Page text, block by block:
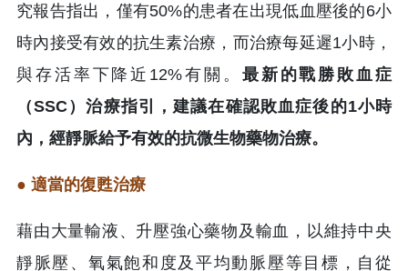
究報告指出，僅有50%的患者在出現低血壓後的6小
時內接受有效的抗生素治療，而治療每延遲1小時，
與存活率下降近12%有關。 最新的戰勝敗血症
（SSC）治療指引，建議在確認敗血症後的1小時
內，經靜脈給予有效的抗微生物藥物治療。
● 適當的復甦治療
藉由大量輸液、升壓強心藥物及輸血，以維持中央
靜脈壓、氧氣飽和度及平均動脈壓等目標，自從